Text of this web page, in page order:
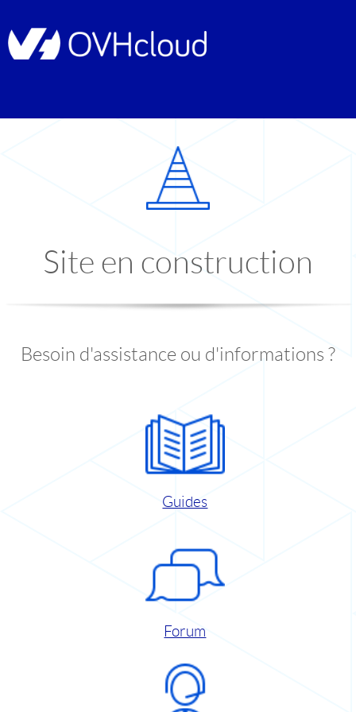
Site en construction
Besoin d'assistance ou d'informations ?
Guides
Forum